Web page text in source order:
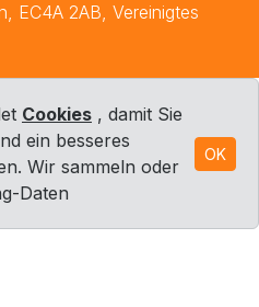
EC4A 2AB, Vereinigtes
Cookies , damit Sie
ein besseres
Wir sammeln oder
Daten
OK